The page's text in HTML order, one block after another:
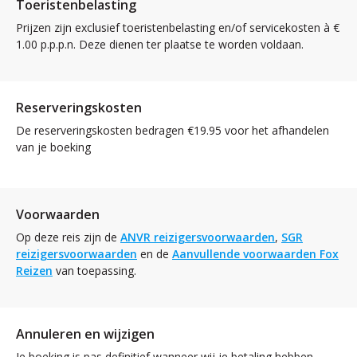
Toeristenbelasting
Prijzen zijn exclusief toeristenbelasting en/of servicekosten à €
1.00 p.p.p.n. Deze dienen ter plaatse te worden voldaan.
Reserveringskosten
De reserveringskosten bedragen €19.95 voor het afhandelen
van je boeking
Voorwaarden
Op deze reis zijn de ANVR reizigersvoorwaarden, SGR
reizigersvoorwaarden en de Aanvullende voorwaarden Fox
Reizen van toepassing.
Annuleren en wijzigen